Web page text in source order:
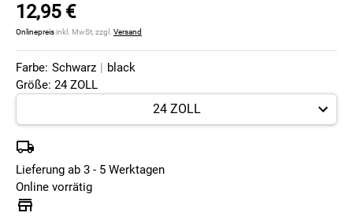
12,95 €
Onlinepreisinkl. MwSt, zzgl. Versand
Farbe: Schwarz | black
Größe: 24 ZOLL
Lieferung ab 3 - 5 Werktagen
Online vorrätig